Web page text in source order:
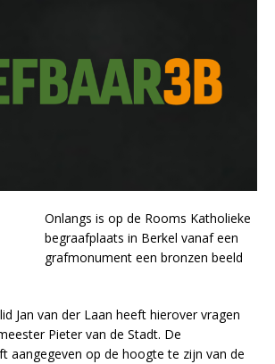
Onlangs is op de Rooms Katholieke
begraafplaats in Berkel vanaf een
grafmonument een bronzen beeld
Jan van der Laan heeft hierover vragen
Pieter van de Stadt. De
aangegeven op de hoogte te zijn van de